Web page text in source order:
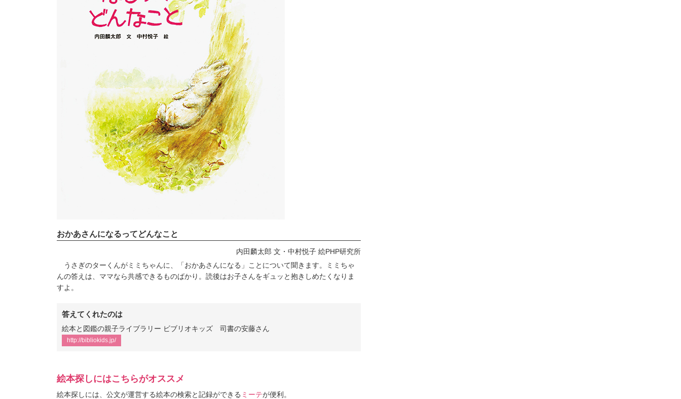
おかあさんになるってどんなこと
内田麟太郎 文・中村悦子 絵PHP研究所
うさぎのターくんがミミちゃんに、「おかあさんになる」ことについて聞きます。ミミちゃ
んの答えは、ママなら共感できるものばかり。読後はお子さんをギュッと抱きしめたくなりま
すよ。
答えてくれたのは
絵本と図鑑の親子ライブラリー ビブリオキッズ 司書の安藤さん
http://bibliokids.jp/
絵本探しにはこちらがオススメ
絵本探しには、公文が運営する絵本の検索と記録ができる ミーテが便利。